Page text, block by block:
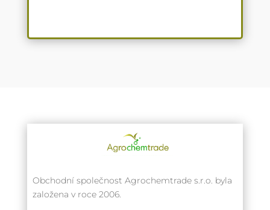
Obchodní společnost Agrochemtrade s.r.o. byla
založena v roce 2006.